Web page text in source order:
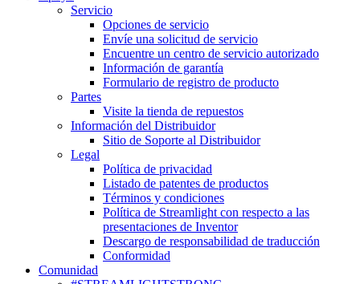
Servicio
Opciones de servicio
Envíe una solicitud de servicio
Encuentre un centro de servicio autorizado
Información de garantía
Formulario de registro de producto
Partes
Visite la tienda de repuestos
Información del Distribuidor
Sitio de Soporte al Distribuidor
Legal
Política de privacidad
Listado de patentes de productos
Términos y condiciones
Política de Streamlight con respecto a las
presentaciones de Inventor
Descargo de responsabilidad de traducción
Conformidad
Comunidad